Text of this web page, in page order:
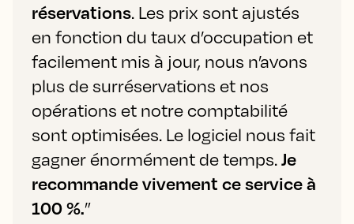
réservations. Les prix sont ajustés
en fonction du taux d’occupation et
facilement mis à jour, nous n’avons
plus de surréservations et nos
opérations et notre comptabilité
sont optimisées. Le logiciel nous fait
gagner énormément de temps.Je
recommande vivement ce service à
100 %.”